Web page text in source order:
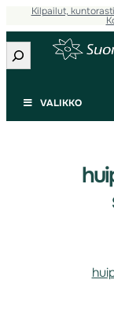
Kilpailut,
Etsi
VALIKKO